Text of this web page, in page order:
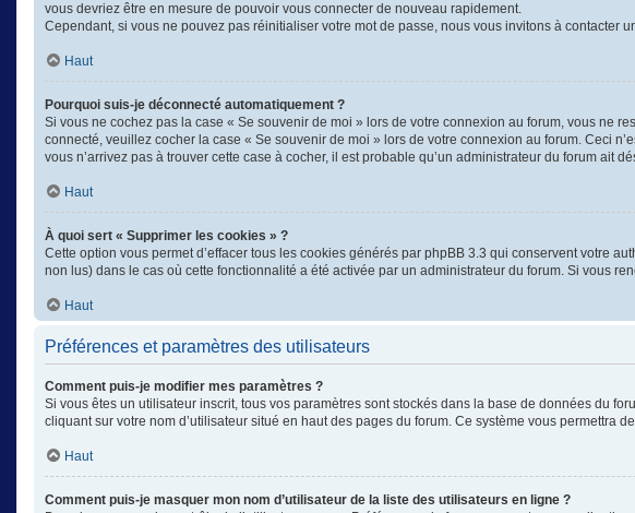
vous devriez être en mesure de pouvoir vous connecter de nouveau rapidement.
Cependant, si vous ne pouvez pas réinitialiser votre mot de passe, nous vous invitons à contacter
Haut
Pourquoi suis-je déconnecté automatiquement ?
Si vous ne cochez pas la case « Se souvenir de moi » lors de votre connexion au forum, vous ne
connecté, veuillez cocher la case « Se souvenir de moi » lors de votre connexion au forum. Ceci
vous n’arrivez pas à trouver cette case à cocher, il est probable qu’un administrateur du forum ait
Haut
À quoi sert « Supprimer les cookies » ?
Cette option vous permet d’effacer tous les cookies générés par phpBB 3.3 qui conservent votre
non lus) dans le cas où cette fonctionnalité a été activée par un administrateur du forum. Si vous
Haut
Préférences et paramètres des utilisateurs
Comment puis-je modifier mes paramètres ?
Si vous êtes un utilisateur inscrit, tous vos paramètres sont stockés dans la base de données du
cliquant sur votre nom d’utilisateur situé en haut des pages du forum. Ce système vous permettra
Haut
Comment puis-je masquer mon nom d’utilisateur de la liste des utilisateurs en ligne ?